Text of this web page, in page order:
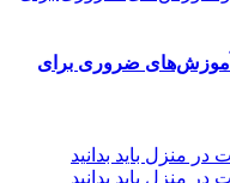
آموزش‌های ضروری برای